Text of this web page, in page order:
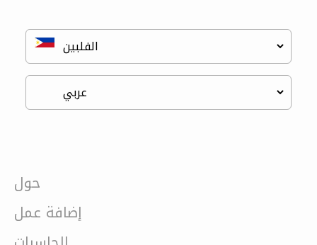
حول
إضافة عمل